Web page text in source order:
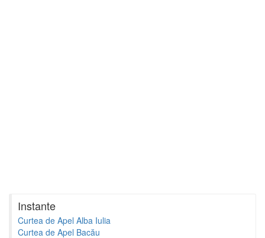
Instante
Curtea de Apel Alba Iulia
Curtea de Apel Bacău